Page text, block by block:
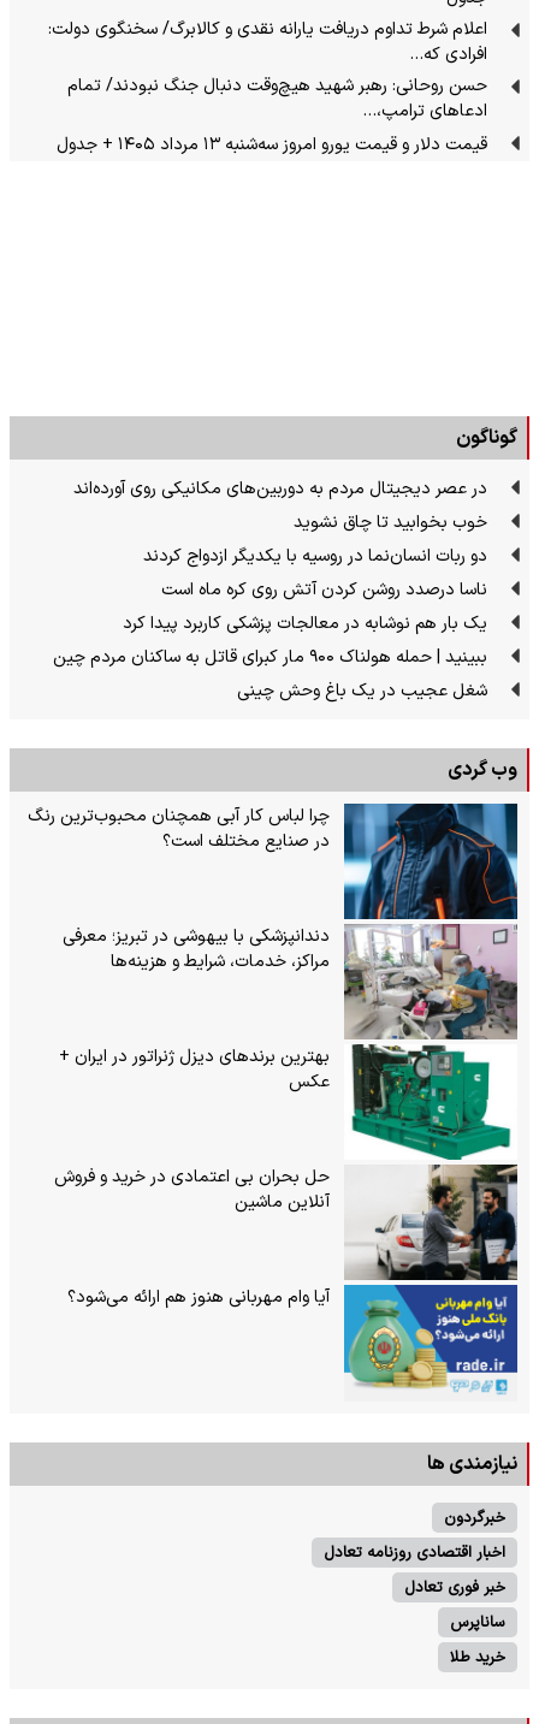
اعلام شرط تداوم دریافت یارانه نقدی و کالابرگ/ سخنگوی دولت:
افرادی که…
حسن روحانی: رهبر شهید هیچ‌وقت دنبال جنگ نبودند/ تمام
ادعاهای ترامپ،…
قیمت دلار و قیمت یورو امروز سه‌شنبه ۱۳ مرداد ۱۴۰۵ + جدول
گوناگون
در عصر دیجیتال مردم به دوربین‌های مکانیکی روی آورده‌اند
خوب بخوابید تا چاق نشوید
دو ربات انسان‌نما در روسیه با یکدیگر ازدواج کردند
ناسا درصدد روشن کردن آتش روی کره ماه است
یک بار هم نوشابه در معالجات پزشکی کاربرد پیدا کرد
ببینید | حمله هولناک ۹۰۰ مار کبرای قاتل به ساکنان مردم چین
شغل عجیب در یک باغ وحش چینی
وب گردی
چرا لباس کار آبی همچنان محبوب‌ترین رنگ
در صنایع مختلف است؟
دندانپزشکی با بیهوشی در تبریز؛ معرفی
مراکز، خدمات، شرایط و هزینه‌ها
بهترین برندهای دیزل ژنراتور در ایران +
عکس
حل بحران بی‌ اعتمادی در خرید و فروش
آنلاین ماشین
آیا وام مهربانی هنوز هم ارائه می‌شود؟
نیازمندی ها
خبرگردون
اخبار اقتصادی روزنامه تعادل
خبر فوری تعادل
ساناپرس
خرید طلا